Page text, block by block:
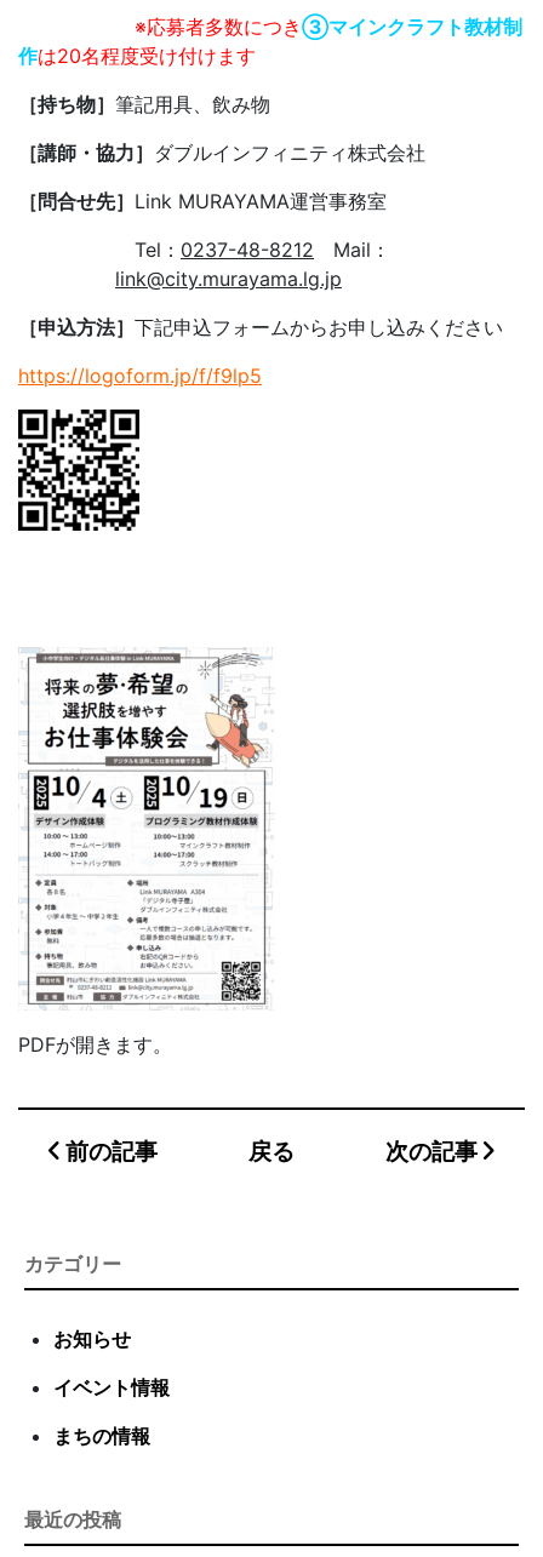
※応募者多数につき③マインクラフト教材制
作は20名程度受け付けます
［持ち物］ 筆記用具、飲み物
［講師・協力］ ダブルインフィニティ株式会社
［問合せ先］ Link MURAYAMA運営事務室
Tel： 0237-48-8212 Mail：
link@city.murayama.lg.jp
［申込方法］ 下記申込フォームからお申し込みください
https://logoform.jp/f/f9lp5
PDFが開きます。
前の記事 戻る 次の記事
カテゴリー
お知らせ
イベント情報
まちの情報
最近の投稿